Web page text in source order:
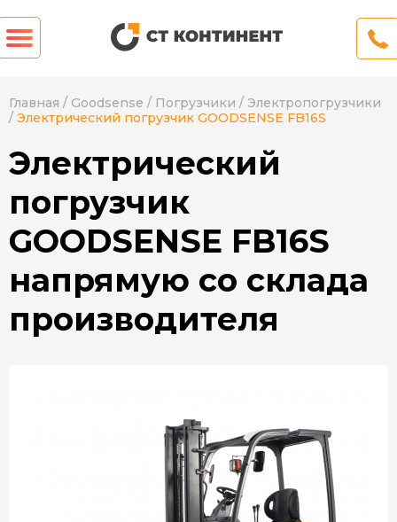
Главная / Goodsense / Погрузчики / Электропогрузчики
/ Электрический погрузчик GOODSENSE FB16S
Электрический
погрузчик
GOODSENSE FB16S
напрямую со склада
производителя